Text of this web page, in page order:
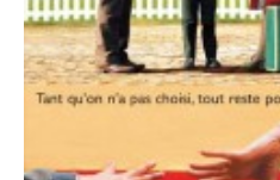
Pix&Music
Q.E.M
Trouvailles